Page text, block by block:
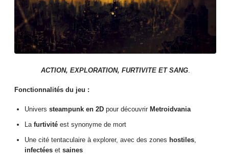
ACTION, EXPLORATION, FURTIVITE ET SANG.
Fonctionnalités du jeu :
Universsteampunk en 2D pour découvrir Metroidvania
Lafurtivité est synonyme de mort
Une cité tentaculaire à explorer, avec des zones hostiles,
infectées etsaines